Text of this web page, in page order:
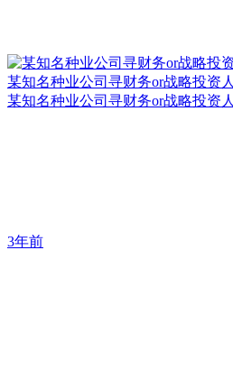
某知名种业公司寻财务or战略投资人
某知名种业公司寻财务or战略投资人
3年前